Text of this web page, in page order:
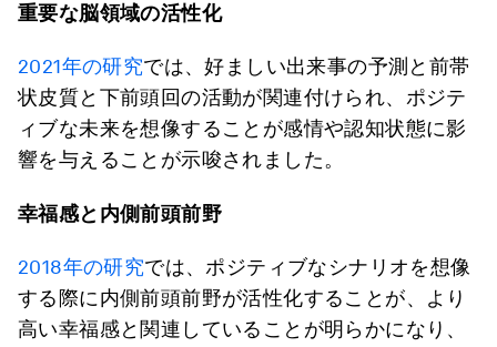
重要な脳領域の活性化
2021年の研究では、好ましい出来事の予測と前帯
状皮質と下前頭回の活動が関連付けられ、ポジテ
ィブな未来を想像することが感情や認知状態に影
響を与えることが示唆されました。
幸福感と内側前頭前野
2018年の研究では、ポジティブなシナリオを想像
する際に内側前頭前野が活性化することが、より
高い幸福感と関連していることが明らかになり、